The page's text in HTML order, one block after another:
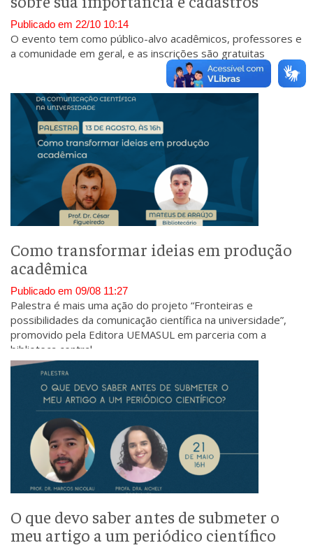
Publicado em 22/10 10:14
O evento tem como público-alvo acadêmicos, professores e
a comunidade em geral, e as inscrições são gratuitas
Como transformar ideias em produção
acadêmica
Publicado em 09/08 11:27
Palestra é mais uma ação do projeto “Fronteiras e
possibilidades da comunicação científica na universidade”,
promovido pela Editora UEMASUL em parceria com a
biblioteca central.
O que devo saber antes de submeter o
meu artigo a um periódico científico